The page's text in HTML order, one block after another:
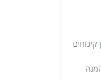
קינוחים